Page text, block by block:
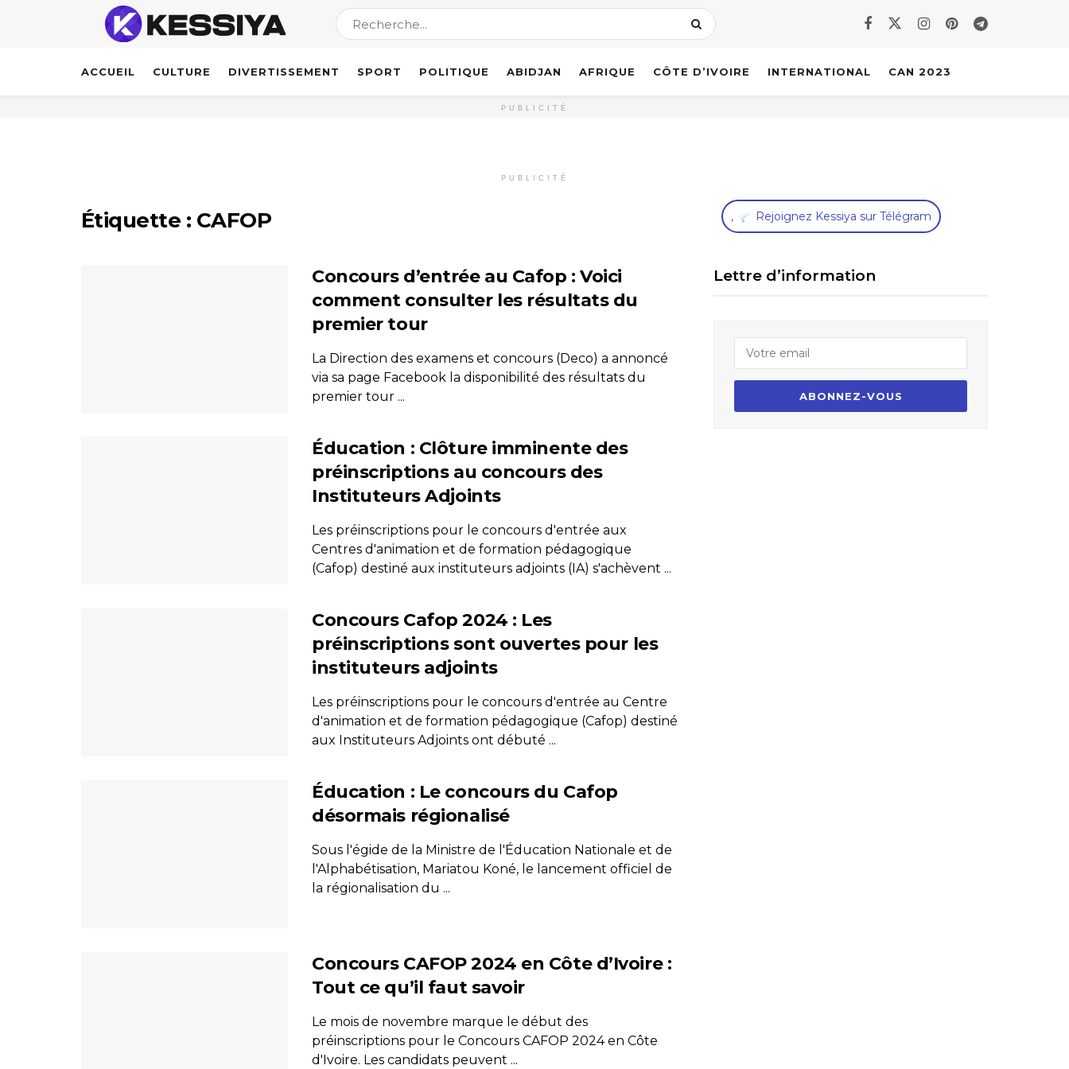
ACCUEIL CULTURE DIVERTISSEMENT SPORT POLITIQUE ABIDJAN AFRIQUE CÔTE D’IVOIRE INTERNATIONAL CAN 2023
PUBLICITÉ
PUBLICITÉ
Étiquette : CAFOP
Concours d’entrée au Cafop : Voici
comment consulter les résultats du
premier tour
La Direction des examens et concours (Deco) a annoncé
via sa page Facebook la disponibilité des résultats du
premier tour ...
Éducation : Clôture imminente des
préinscriptions au concours des
Instituteurs Adjoints
Les préinscriptions pour le concours d'entrée aux
Centres d'animation et de formation pédagogique
(Cafop) destiné aux instituteurs adjoints (IA) s'achèvent ...
Concours Cafop 2024 : Les
préinscriptions sont ouvertes pour les
instituteurs adjoints
Les préinscriptions pour le concours d'entrée au Centre
d'animation et de formation pédagogique (Cafop) destiné
aux Instituteurs Adjoints ont débuté ...
Éducation : Le concours du Cafop
désormais régionalisé
Sous l'égide de la Ministre de l'Éducation Nationale et de
l'Alphabétisation, Mariatou Koné, le lancement officiel de
la régionalisation du ...
Concours CAFOP 2024 en Côte d’Ivoire :
Tout ce qu’il faut savoir
Le mois de novembre marque le début des
préinscriptions pour le Concours CAFOP 2024 en Côte
d'Ivoire. Les candidats peuvent ...
, Rejoignez Kessiya sur Télégram
Lettre d’information